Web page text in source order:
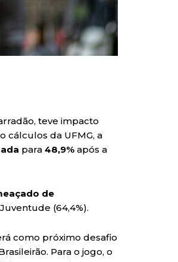
teve impacto
cálculos da UFMG, a
para 48,9% após a
de
(64,4%).
como próximo desafio
Para o jogo, o